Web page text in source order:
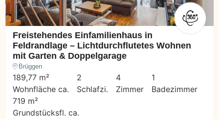
Freistehendes Einfamilienhaus in
Feldrandlage – Lichtdurchflutetes Wohnen
mit Garten & Doppelgarage
Brüggen
189,77 m²
Wohnfläche ca.
2
Schlafzi.
4
Zimmer
1
Badezimmer
719 m²
Grundstücksfl. ca.